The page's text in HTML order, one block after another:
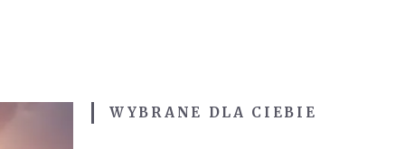
WYBRANE DLA CIEBIE